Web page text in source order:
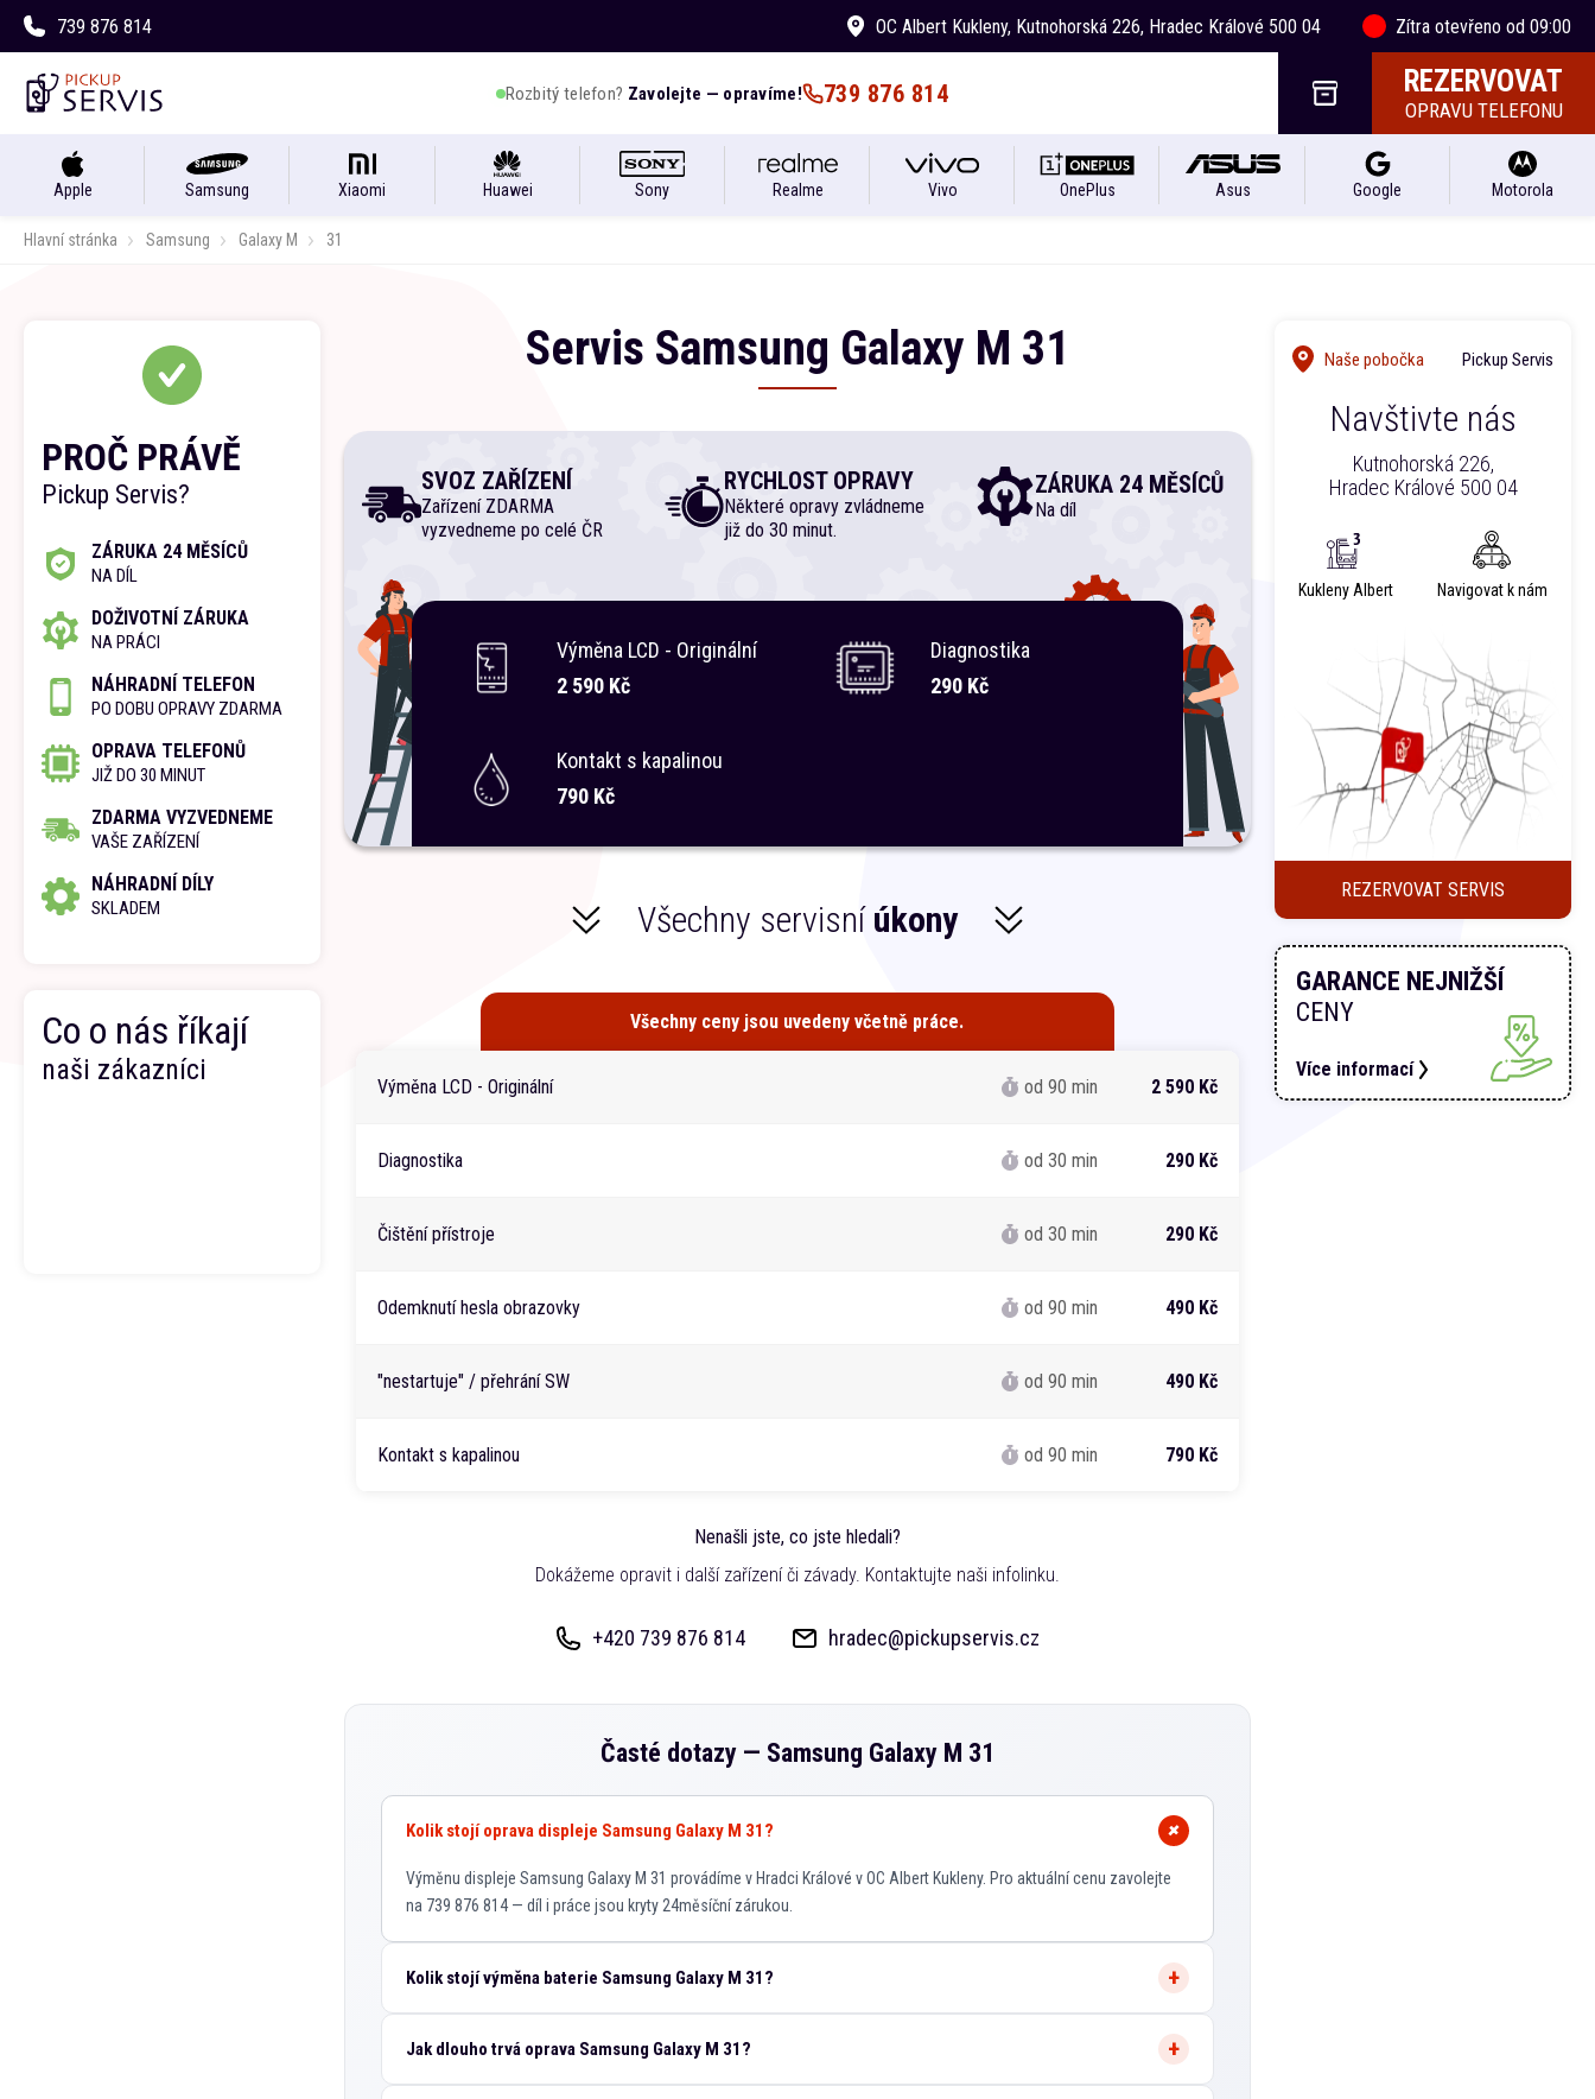
739 876 814 OC Albert Kukleny, Kutnohorská 226, Hradec Králové 500 04 Zítra otevřeno od 09:00
Rozbitý telefon? Zavolejte — opravíme! 739 876 814 REZERVOVAT
OPRAVU TELEFONU
Apple Samsung Xiaomi Huawei Sony Realme Vivo OnePlus Asus Google Motorola
Hlavní stránka Samsung Galaxy M 31
Servis Samsung Galaxy M 31
SVOZ ZAŘÍZENÍ
Zařízení ZDARMA
vyzvedneme po celé ČR
RYCHLOST OPRAVY
Některé opravy zvládneme
již do 30 minut.
ZÁRUKA 24 MĚSÍCŮ
Na díl
Diagnostika
290 Kč
Kontakt s kapalinou
790 Kč
Výměna LCD - Originální
2 590 Kč
Všechny servisní úkony
Všechny ceny jsou uvedeny včetně práce.
Výměna LCD - Originální od 90 min 2 590 Kč
Diagnostika od 30 min 290 Kč
Čištění přístroje od 30 min 290 Kč
Odemknutí hesla obrazovky od 90 min 490 Kč
"nestartuje" / přehrání SW od 90 min 490 Kč
Kontakt s kapalinou od 90 min 790 Kč
Nenašli jste, co jste hledali?
Dokážeme opravit i další zařízení či závady. Kontaktujte naši infolinku.
+420 739 876 814 hradec@pickupservis.cz
Časté dotazy — Samsung Galaxy M 31
Kolik stojí oprava displeje Samsung Galaxy M 31?
Výměnu displeje Samsung Galaxy M 31 provádíme v Hradci Králové v OC Albert Kukleny. Pro aktuální cenu zavolejte
na 739 876 814 — díl i práce jsou kryty 24měsíční zárukou.
Kolik stojí výměna baterie Samsung Galaxy M 31?
Jak dlouho trvá oprava Samsung Galaxy M 31?
PROČ PRÁVĚ
Pickup Servis?
ZÁRUKA 24 MĚSÍCŮ
NA DÍL
DOŽIVOTNÍ ZÁRUKA
NA PRÁCI
NÁHRADNÍ TELEFON
PO DOBU OPRAVY ZDARMA
OPRAVA TELEFONŮ
JIŽ DO 30 MINUT
ZDARMA VYZVEDNEME
VAŠE ZAŘÍZENÍ
NÁHRADNÍ DÍLY
SKLADEM
Co o nás říkají
naši zákazníci
Naše pobočka Pickup Servis
Navštivte nás
Kutnohorská 226,
Hradec Králové 500 04
Kukleny Albert Navigovat k nám
REZERVOVAT SERVIS
GARANCE NEJNIŽŠÍ
CENY
Více informací